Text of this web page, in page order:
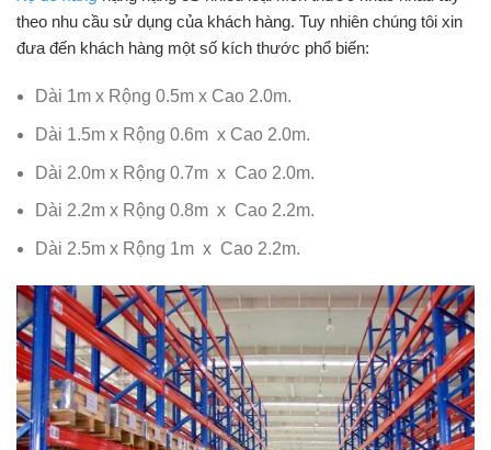
theo nhu cầu sử dụng của khách hàng. Tuy nhiên chúng tôi xin
đưa đến khách hàng một số kích thước phổ biến:
Dài 1m x Rộng 0.5m x Cao 2.0m.
Dài 1.5m x Rộng 0.6m x Cao 2.0m.
Dài 2.0m x Rộng 0.7m x Cao 2.0m.
Dài 2.2m x Rộng 0.8m x Cao 2.2m.
Dài 2.5m x Rộng 1m x Cao 2.2m.